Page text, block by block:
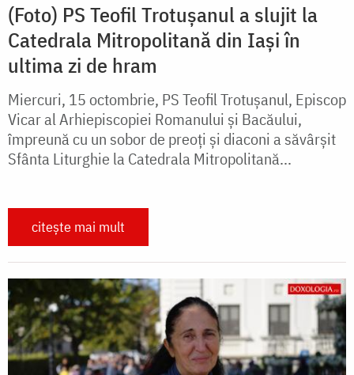
(Foto) PS Teofil Trotușanul a slujit la
Catedrala Mitropolitană din Iași în
ultima zi de hram
Miercuri, 15 octombrie, PS Teofil Trotușanul, Episcop
Vicar al Arhiepiscopiei Romanului și Bacăului,
împreună cu un sobor de preoți și diaconi a săvârșit
Sfânta Liturghie la Catedrala Mitropolitană...
citește mai mult